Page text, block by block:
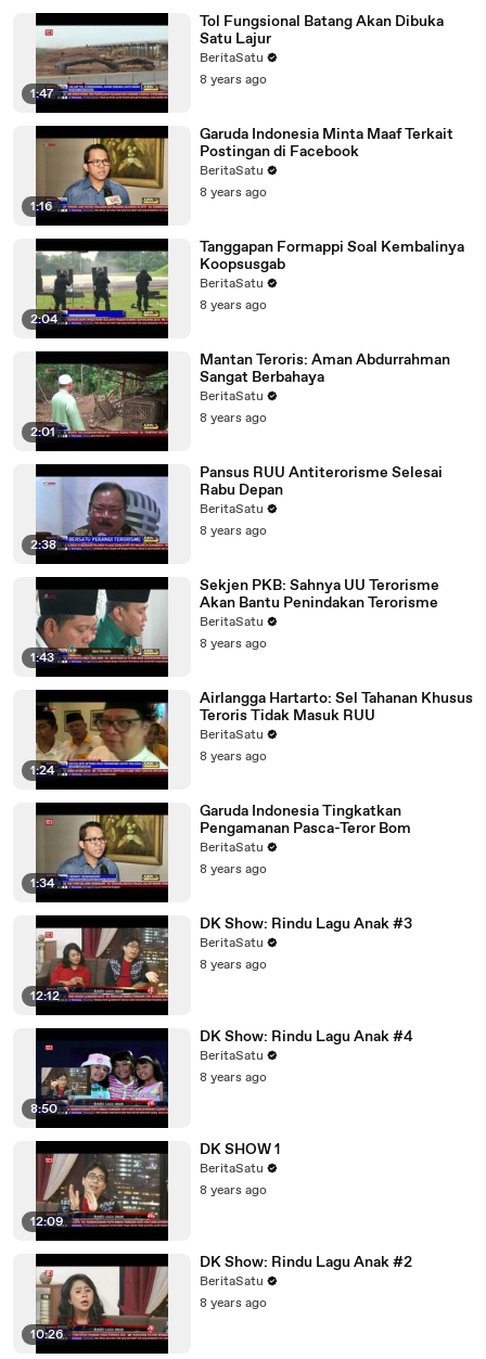
1:47
Tol Fungsional Batang Akan Dibuka
Satu Lajur
BeritaSatu
8 years ago
1:16
Garuda Indonesia Minta Maaf Terkait
Postingan di Facebook
BeritaSatu
8 years ago
2:04
Tanggapan Formappi Soal Kembalinya
Koopsusgab
BeritaSatu
8 years ago
2:01
Mantan Teroris: Aman Abdurrahman
Sangat Berbahaya
BeritaSatu
8 years ago
2:38
Pansus RUU Antiterorisme Selesai
Rabu Depan
BeritaSatu
8 years ago
1:43
Sekjen PKB: Sahnya UU Terorisme
Akan Bantu Penindakan Terorisme
BeritaSatu
8 years ago
1:24
Airlangga Hartarto: Sel Tahanan Khusus
Teroris Tidak Masuk RUU
BeritaSatu
8 years ago
1:34
Garuda Indonesia Tingkatkan
Pengamanan Pasca-Teror Bom
BeritaSatu
8 years ago
12:12
DK Show: Rindu Lagu Anak #3
BeritaSatu
8 years ago
8:50
DK Show: Rindu Lagu Anak #4
BeritaSatu
8 years ago
12:09
DK SHOW 1
BeritaSatu
8 years ago
10:26
DK Show: Rindu Lagu Anak #2
BeritaSatu
8 years ago